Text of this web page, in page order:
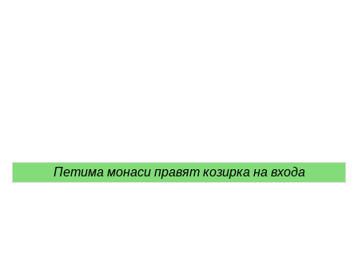
Петима монаси правят козирка на входа